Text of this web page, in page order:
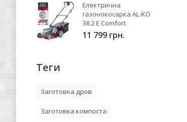
Електрична
газонокосарка AL-KO
38.2 E Comfort
11 799 грн.
Теги
Заготовка дров
Заготовка компоста